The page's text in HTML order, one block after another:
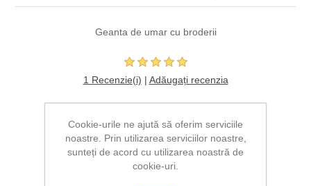
Geanta de umar cu broderii
1 Recenzie(i) | Adăugați recenzia
Selectati culoarea*
Cookie-urile ne ajută să oferim serviciile
noastre. Prin utilizarea serviciilor noastre,
sunteți de acord cu utilizarea noastră de
cookie-uri.